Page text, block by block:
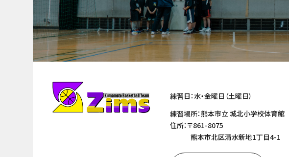
練習日：水・金曜日（土曜日）
練習場所：熊本市立 城北小学校体育館
住所：〒861-8075
熊本市北区清水新地1丁目4-1